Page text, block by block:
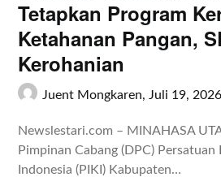
Tetapkan Program
Ketahanan Pangan,
Kerohanian ​
Juent Mongkaren, Juli 19, 2026
Newslestari.com – MINAHASA
Pimpinan Cabang (DPC)
Indonesia (PIKI) Kabupaten…